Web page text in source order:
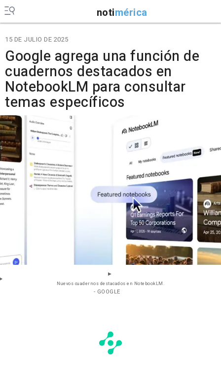
notimérica
15 DE JULIO DE 2025
Google agrega una función de
cuadernos destacados en
NotebookLM para consultar
temas específicos
Nuevos cuadernos destacados en NotebookLM.
- GOOGLE